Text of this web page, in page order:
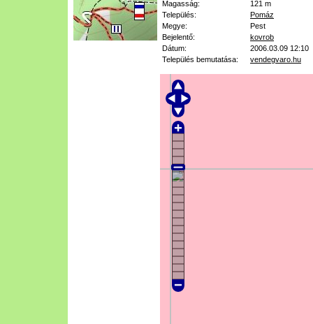
Magasság:
121 m
Település:
Pomáz
Megye:
Pest
Bejelentő:
kovrob
Dátum:
2006.03.09 12:10
Település bemutatása:
vendegvaro.hu